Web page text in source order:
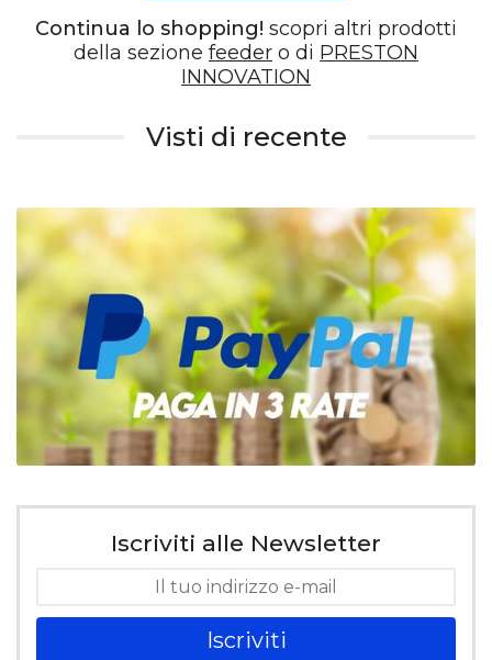
Continua lo shopping! scopri altri prodotti
della sezione feeder o di PRESTON
INNOVATION
Visti di recente
Iscriviti alle Newsletter
Iscriviti